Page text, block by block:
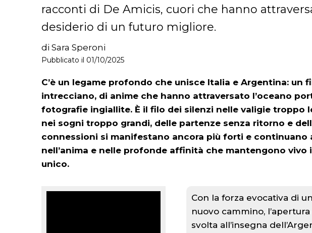
racconti di De Amicis, cuori che hanno
desiderio di un futuro migliore.
di Sara Speroni
Pubblicato il 01/10/2025
C’è un legame profondo che unisce Italia e Argentina: un
intrecciano, di anime che hanno attraversato l’oceano
fotografie ingiallite. È il filo dei silenzi nelle valigie troppo
nei sogni troppo grandi, delle partenze senza ritorno e
connessioni si manifestano ancora più forti e continuano
nell’anima e nelle profonde affinità che mantengono
unico.
Con la forza evocativa di
nuovo cammino,
svolta all’insegna